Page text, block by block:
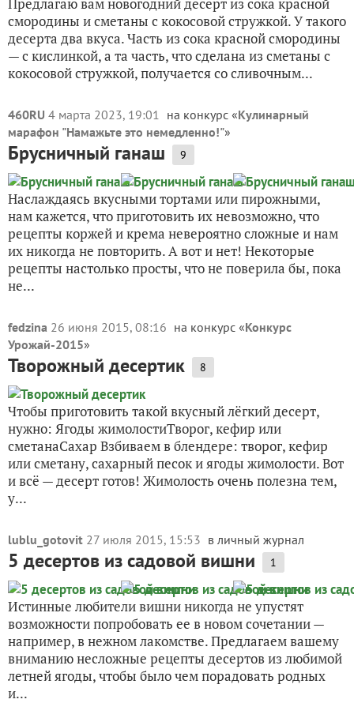
смородины и сметаны с кокосовой стружкой. У такого
десерта два вкуса. Часть из сока красной смородины
— с кислинкой, а та часть, что сделана из сметаны с
кокосовой стружкой, получается со сливочным...
460RU 4 марта 2023, 19:01 на конкурс «Кулинарный
марафон "Намажьте это немедленно!"»
Брусничный ганаш 9
Наслаждаясь вкусными тортами или пирожными,
нам кажется, что приготовить их невозможно, что
рецепты коржей и крема невероятно сложные и нам
их никогда не повторить. А вот и нет! Некоторые
рецепты настолько просты, что не поверила бы, пока
не...
fedzina 26 июня 2015, 08:16 на конкурс «Конкурс
Урожай-2015»
Творожный десертик 8
Чтобы приготовить такой вкусный лёгкий десерт,
нужно: Ягоды жимолостиТворог, кефир или
сметанаСахар Взбиваем в блендере: творог, кефир
или сметану, сахарный песок и ягоды жимолости. Вот
и всё — десерт готов! Жимолость очень полезна тем,
у...
lublu_gotovit 27 июля 2015, 15:53 в личный журнал
5 десертов из садовой вишни 1
Истинные любители вишни никогда не упустят
возможности попробовать ее в новом сочетании —
например, в нежном лакомстве. Предлагаем вашему
вниманию несложные рецепты десертов из любимой
летней ягоды, чтобы было чем порадовать родных
и...